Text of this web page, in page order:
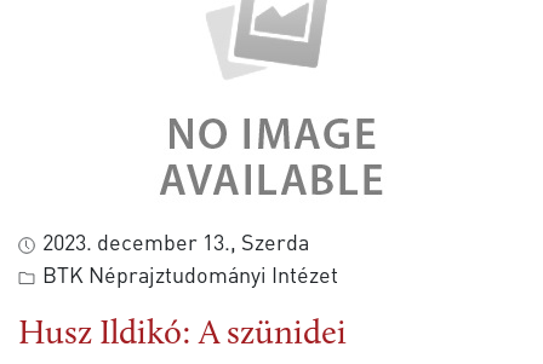
2023. december 13., Szerda
BTK Néprajztudományi Intézet
Husz Ildikó: A szünidei